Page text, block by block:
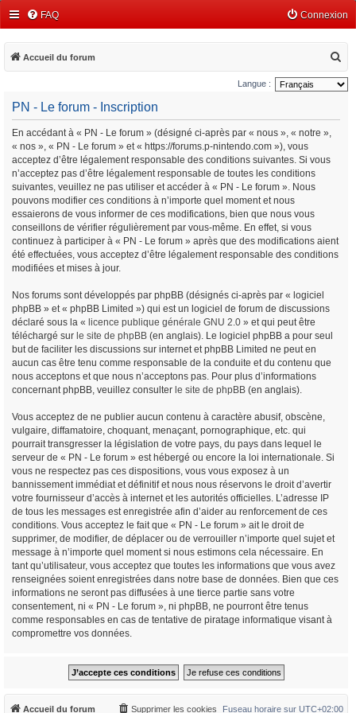
FAQ Connexion
Accueil du forum
e
c
Langue :
PN - Le forum - Inscription
En accédant à « PN - Le forum » (désigné ci-après par « nous », « notre »,
« nos », « PN - Le forum » et « https://forums.p-nintendo.com »), vous
acceptez d’être légalement responsable des conditions suivantes. Si vous
n’acceptez pas d’être légalement responsable de toutes les conditions
suivantes, veuillez ne pas utiliser et accéder à « PN - Le forum ». Nous
pouvons modifier ces conditions à n’importe quel moment et nous
essaierons de vous informer de ces modifications, bien que nous vous
conseillons de vérifier régulièrement par vous-même. En effet, si vous
continuez à participer à « PN - Le forum » après que des modifications aient
été effectuées, vous acceptez d’être légalement responsable des conditions
modifiées et mises à jour.
Nos forums sont développés par phpBB (désignés ci-après par « logiciel
phpBB » et « phpBB Limited ») qui est un logiciel de forum de discussions
déclaré sous la « licence publique générale GNU 2.0 » et qui peut être
téléchargé sur le site de phpBB (en anglais). Le logiciel phpBB a pour seul
but de faciliter les discussions sur internet et phpBB Limited ne peut en
aucun cas être tenu comme responsable de la conduite et du contenu que
nous acceptons et que nous n’acceptons pas. Pour plus d’informations
concernant phpBB, veuillez consulter le site de phpBB (en anglais).
Vous acceptez de ne publier aucun contenu à caractère abusif, obscène,
vulgaire, diffamatoire, choquant, menaçant, pornographique, etc. qui
pourrait transgresser la législation de votre pays, du pays dans lequel le
serveur de « PN - Le forum » est hébergé ou encore la loi internationale. Si
vous ne respectez pas ces dispositions, vous vous exposez à un
bannissement immédiat et définitif et nous nous réservons le droit d’avertir
votre fournisseur d’accès à internet et les autorités officielles. L’adresse IP
de tous les messages est enregistrée afin d’aider au renforcement de ces
conditions. Vous acceptez le fait que « PN - Le forum » ait le droit de
supprimer, de modifier, de déplacer ou de verrouiller n’importe quel sujet et
message à n’importe quel moment si nous estimons cela nécessaire. En
tant qu’utilisateur, vous acceptez que toutes les informations que vous avez
renseignées soient enregistrées dans notre base de données. Bien que ces
informations ne seront pas diffusées à une tierce partie sans votre
consentement, ni « PN - Le forum », ni phpBB, ne pourront être tenus
comme responsables en cas de tentative de piratage informatique visant à
compromettre vos données.
Accueil du forum Fuseau horaire sur UTC+02:00
Supprimer les cookies